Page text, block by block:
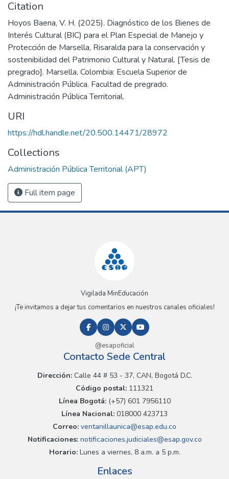
Citation
Hoyos Baena, V. H. (2025). Diagnóstico de los Bienes de
Interés Cultural (BIC) para el Plan Especial de Manejo y
Protección de Marsella, Risaralda para la conservación y
sostenibilidad del Patrimonio Cultural y Natural. [Tesis de
pregrado]. Marsella, Colombia: Escuela Superior de
Administración Pública. Facultad de pregrado.
Administración Pública Territorial.
URI
https://hdl.handle.net/20.500.14471/28972
Collections
Administración Pública Territorial (APT)
Full item page
Vigilada MinEducación
¡Te invitamos a dejar tus comentarios en nuestros canales oficiales!
@esapoficial
Contacto Sede Central
Dirección:Calle 44 # 53 - 37, CAN, Bogotá D.C.
Código postal: 111321
Línea Bogotá:(+57) 601 7956110
Línea Nacional: 018000 423713
Correo: ventanillaunica@esap.edu.co
Notificaciones:notificaciones.judiciales@esap.gov.co
Horario:Lunes a viernes, 8 a.m. a 5 p.m.
Enlaces